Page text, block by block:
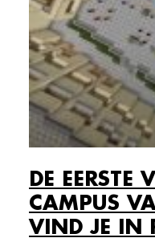
DE EERSTE
CAMPUS
VIND JE IN